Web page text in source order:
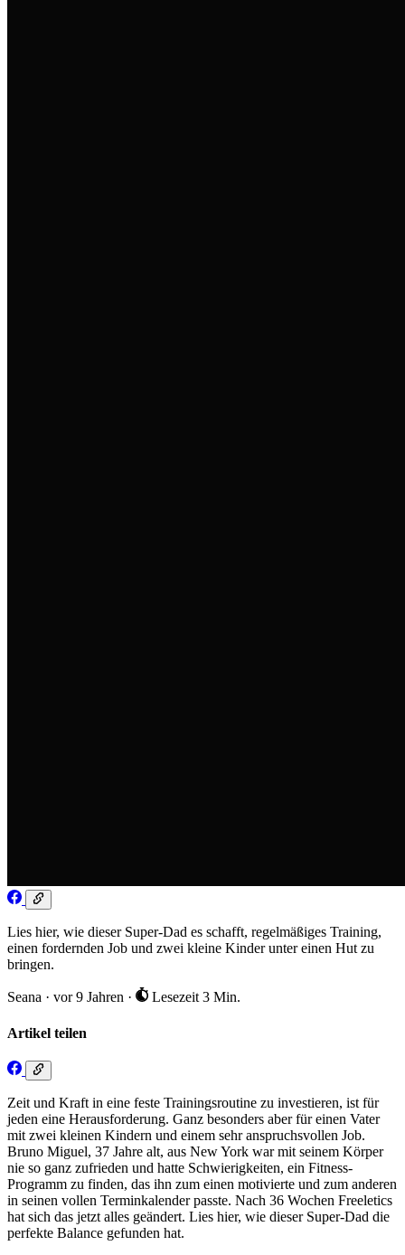
Lies hier, wie dieser Super-Dad es schafft, regelmäßiges Training,
einen fordernden Job und zwei kleine Kinder unter einen Hut zu
bringen.
Seana · vor 9 Jahren · Lesezeit 3 Min.
Artikel teilen
Zeit und Kraft in eine feste Trainingsroutine zu investieren, ist für
jeden eine Herausforderung. Ganz besonders aber für einen Vater
mit zwei kleinen Kindern und einem sehr anspruchsvollen Job.
Bruno Miguel, 37 Jahre alt, aus New York war mit seinem Körper
nie so ganz zufrieden und hatte Schwierigkeiten, ein Fitness-
Programm zu finden, das ihn zum einen motivierte und zum anderen
in seinen vollen Terminkalender passte. Nach 36 Wochen Freeletics
hat sich das jetzt alles geändert. Lies hier, wie dieser Super-Dad die
perfekte Balance gefunden hat.